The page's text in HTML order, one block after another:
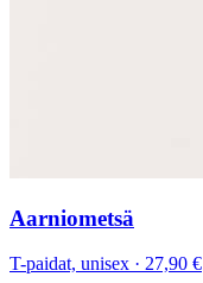
Aarniometsä
T-paidat, unisex · 27,90 €